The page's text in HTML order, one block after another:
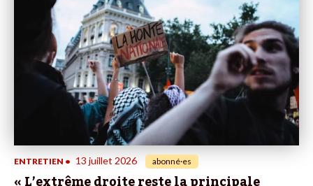
ENTRETIEN • 13 juillet 2026 abonné·es